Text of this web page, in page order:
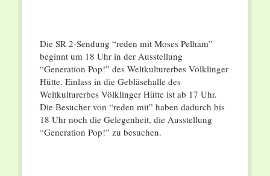
Die SR 2-Sendung “reden mit Moses Pelham”
beginnt um 18 Uhr in der Ausstellung
“Generation Pop!” des Weltkulturerbes Völklinger
Hütte. Einlass in die Gebläsehalle des
Weltkulturerbes Völklinger Hütte ist ab 17 Uhr.
Die Besucher von “reden mit” haben dadurch bis
18 Uhr noch die Gelegenheit, die Ausstellung
“Generation Pop!” zu besuchen.